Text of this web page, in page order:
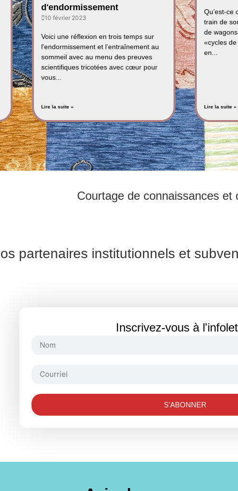
d'endormissement
10 février 2023
Voici une réflexion en trois temps sur
l'endormissement et l’entraînement au
sommeil avec au menu des preuves
scientifiques tricotées avec cœur pour
vous...
Lire la suite »
Qu’est-ce
train de
de
«cycles
en...
Lire la suite »
Courtage de connaissances et
partenaires institutionnels et
Inscrivez-vous à
S'ABONNER